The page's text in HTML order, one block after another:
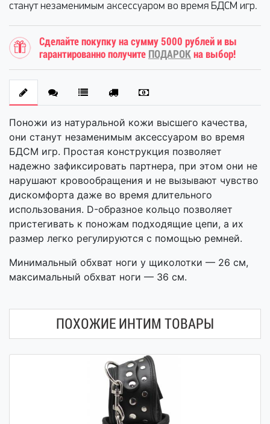
станут незаменимым аксессуаром во время БДСМ игр.
Сделайте покупку на сумму 5000 рублей и вы
гарантированно получите ПОДАРОК на выбор!
Поножи из натуральной кожи высшего качества,
они станут незаменимым аксессуаром во время
БДСМ игр. Простая конструкция позволяет
надежно зафиксировать партнера, при этом они не
нарушают кровообращения и не вызывают чувство
дискомфорта даже во время длительного
использования. D-образное кольцо позволяет
пристегивать к поножам подходящие цепи, а их
размер легко регулируются с помощью ремней.
Минимальный обхват ноги у щиколотки — 26 см,
максимальный обхват ноги — 36 см.
ПОХОЖИЕ ИНТИМ ТОВАРЫ